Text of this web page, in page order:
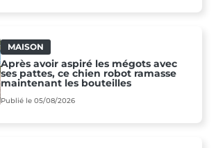
MAISON
Après avoir aspiré les mégots avec
ses pattes, ce chien robot ramasse
maintenant les bouteilles
Publié le 05/08/2026